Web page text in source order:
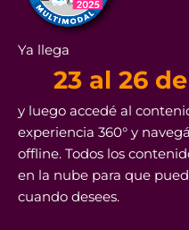
Ya llega
23 al 26
y luego accedé al
experiencia 360° y
offline. Todos los
en la nube para que
cuando desees.